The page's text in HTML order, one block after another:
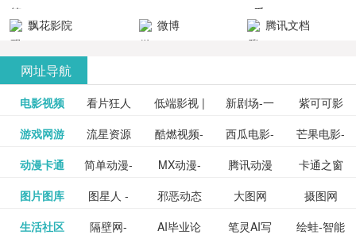
影，是影
分享与下
载！旨在打
件共享站、
资源
大全
VIP会员
飘花影院
微博 腾讯文档
网址导航
电影视频 看片狂人 低端影视 |
免费高清
在线电影
新剧场-一
个网盘资
源分享小
紫可可影
视-紫可可,
免费提供
泡剧网_最
新电视剧
免费在线
更多>>
游戏网游 流星资源
网-流星蝴
蝶剑官网
酷燃视频-
致力于打
造中国领
西瓜电影-
西瓜视频
网站电影
芒果电影-
芒果TV网
站电影频
豆瓣电影-
豆瓣电影
更多>>
动漫卡通 简单动漫-
日本动画
MX动漫-
最新最全
腾讯动漫
频道
卡通之窗
三毛漫画
网
更多>>
图片图库 图星人 -
设计图片
邪恶动态
图片大全
大图网
摄图网
图行天下
更多>>
生活社区 隔壁网- AI毕业论 笔灵AI写 绘蛙-智能